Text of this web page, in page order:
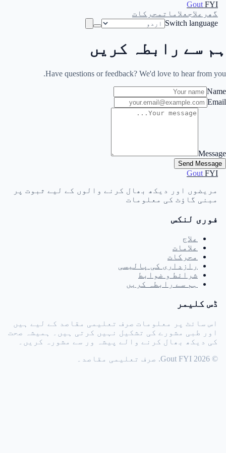
Gout FYI
گھر علاج علامات محرکات
Switch language
ہم سے رابطہ کریں
Have questions or feedback? We'd love to hear from you.
Name
Email
Message
Send Message
Gout FYI
مریضوں اور دیکھ بھال کرنے والوں کے لیے ثبوت پر
مبنی گاؤٹ کی معلومات
فوری لنکس
علاج
علامات
محرکات
رازداری کی پالیسی
شرائط و ضوابط
ہم سے رابطہ کریں
ڈس کلیمر
اس سائٹ پر معلومات صرف تعلیمی مقاصد کے لیے ہیں
اور طبی مشورے کی تشکیل نہیں کرتی ہیں۔ ہمیشہ صحت
کی دیکھ بھال کرنے والے پیشہ ور سے مشورہ کریں۔
© 2026 Gout FYI. صرف تعلیمی مقاصد۔